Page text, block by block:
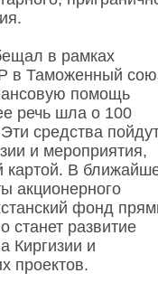
в рамках
в Таможенный
помощь
речь шла о 100
средства
и мероприятия,
картой. В
акционерного
фонд
станет развитие
Киргизии и
проектов.